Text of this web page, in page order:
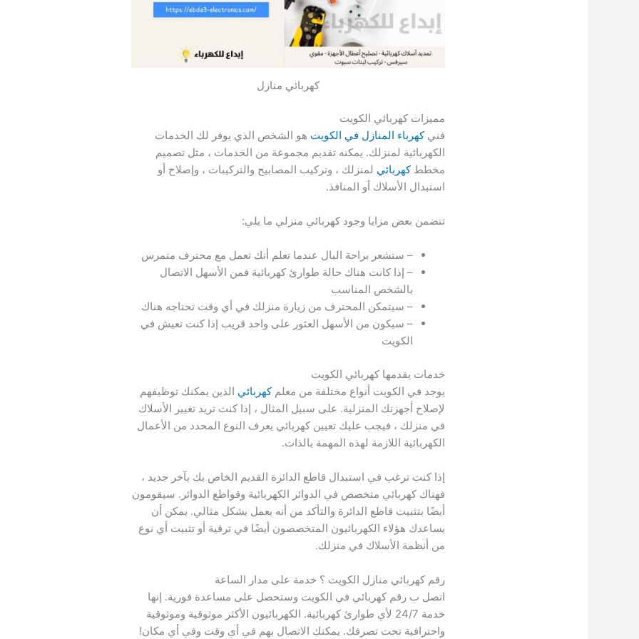
كهربائي منازل
مميزات كهربائي الكويت
فني كهرباء المنازل في الكويت هو الشخص الذي يوفر لك الخدمات
الكهربائية لمنزلك. يمكنه تقديم مجموعة من الخدمات ، مثل تصميم
مخططكهربائي لمنزلك ، وتركيب المصابيح والتركيبات ، وإصلاح أو
استبدال الأسلاك أو المنافذ.
تتضمن بعض مزايا وجود كهربائي منزلي ما يلي:
– ستشعر براحة البال عندما تعلم أنك تعمل مع محترف متمرس
– إذا كانت هناك حالة طوارئ كهربائية فمن الأسهل الاتصال
بالشخص المناسب
– سيتمكن المحترف من زيارة منزلك في أي وقت تحتاجه هناك
– سيكون من الأسهل العثور على واحد قريب إذا كنت تعيش في
الكويت
خدمات يقدمها كهربائي الكويت
يوجد في الكويت أنواع مختلفة من معلمكهربائي الذين يمكنك توظيفهم
لإصلاح أجهزتك المنزلية. على سبيل المثال ، إذا كنت تريد تغيير الأسلاك
في منزلك ، فيجب عليك تعيين كهربائي يعرف النوع المحدد من الأعمال
الكهربائية اللازمة لهذه المهمة بالذات.
إذا كنت ترغب في استبدال قاطع الدائرة القديم الخاص بك بآخر جديد ،
فهناك كهربائي متخصص في الدوائر الكهربائية وقواطع الدوائر. سيقومون
أيضًا بتثبيت قاطع الدائرة والتأكد من أنه يعمل بشكل مثالي. يمكن أن
يساعدك هؤلاء الكهربائيون المتخصصون أيضًا في ترقية أو تثبيت أي نوع
من أنظمة الأسلاك في منزلك.
رقم كهربائي منازل الكويت ؟ خدمة على مدار الساعة
اتصل ب رقم كهربائي في الكويت وستحصل على مساعدة فورية. إنها
خدمة 24/7 لأي طوارئ كهربائية. الكهربائيون الأكثر موثوقية وموثوقية
واحترافية تحت تصرفك. يمكنك الاتصال بهم في أي وقت وفي أي مكان!